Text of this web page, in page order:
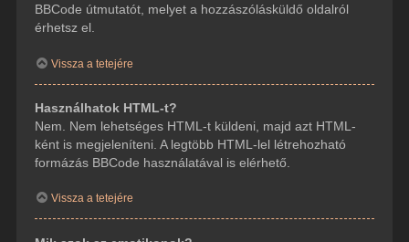
BBCode útmutatót, melyet a hozzászólásküldő oldalról
érhetsz el.
Vissza a tetejére
Használhatok HTML-t?
Nem. Nem lehetséges HTML-t küldeni, majd azt HTML-
ként is megjeleníteni. A legtöbb HTML-lel létrehozható
formázás BBCode használatával is elérhető.
Vissza a tetejére